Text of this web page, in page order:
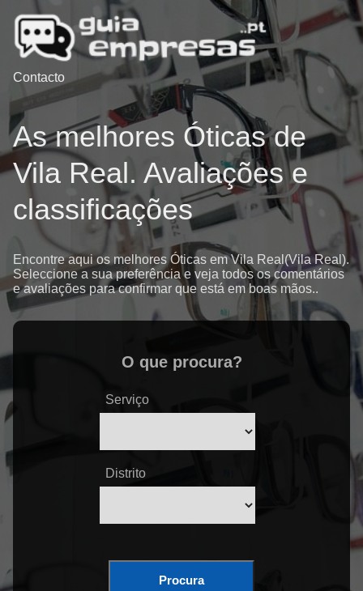
Contacto
As melhores Óticas de
Vila Real. Avaliações e
classificações
Encontre aqui os melhores Óticas em Vila Real(Vila Real).
Seleccione a sua preferência e veja todos os comentários
e avaliações para confirmar que está em boas mãos..
O que procura?
Serviço
Distrito
Procura